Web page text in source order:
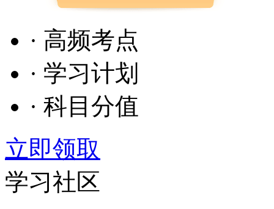
· 高频考点
· 学习计划
· 科目分值
立即领取
学习社区